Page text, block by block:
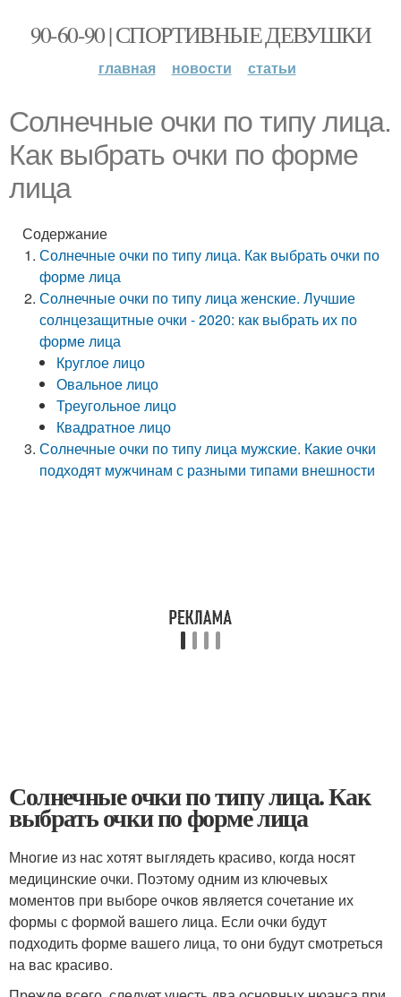
90-60-90 | СПОРТИВНЫЕ ДЕВУШКИ
главная новости статьи
Солнечные очки по типу лица.
Как выбрать очки по форме
лица
Содержание
Солнечные очки по типу лица. Как выбрать очки по
форме лица
Солнечные очки по типу лица женские. Лучшие
солнцезащитные очки - 2020: как выбрать их по
форме лица
Круглое лицо
Овальное лицо
Треугольное лицо
Квадратное лицо
Солнечные очки по типу лица мужские. Какие очки
подходят мужчинам с разными типами внешности
Солнечные очки по типу лица. Как
выбрать очки по форме лица
Многие из нас хотят выглядеть красиво, когда носят
медицинские очки. Поэтому одним из ключевых
моментов при выборе очков является сочетание их
формы с формой вашего лица. Если очки будут
подходить форме вашего лица, то они будут смотреться
на вас красиво.